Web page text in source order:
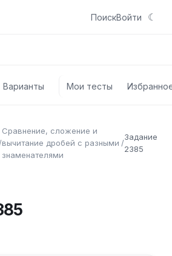
ПоискВойти ☾
Варианты Мои тесты
/
Сравнение, сложение и
вычитание дробей с разными
знаменателями
/
Задание
2385